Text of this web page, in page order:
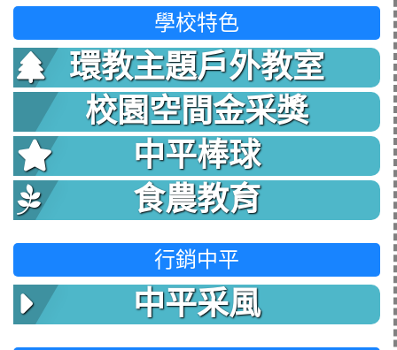
學校特色
環教主題戶外教室
校園空間金采獎
中平棒球
食農教育
行銷中平
中平采風